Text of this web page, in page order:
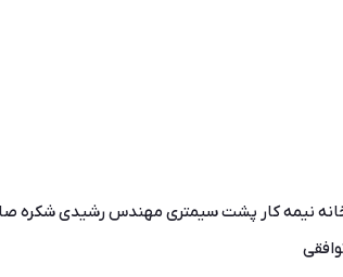
نیمه کار پشت سیمتری مهندس رشیدی شکره